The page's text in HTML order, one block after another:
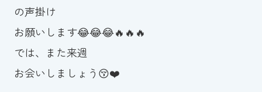
の声掛け
お願いします😂😂😂🔥🔥🔥
では、また来週
お会いしましょう😚❤️